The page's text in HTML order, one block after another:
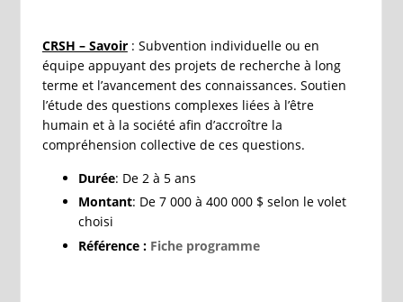
CRSH – Savoir: Subvention individuelle ou en
équipe appuyant des projets de recherche à long
terme et l’avancement des connaissances. Soutien
l’étude des questions complexes liées à l’être
humain et à la société afin d’accroître la
compréhension collective de ces questions.
Durée: De 2 à 5 ans
Montant: De 7 000 à 400 000 $ selon le volet
choisi
Référence : Fiche programme